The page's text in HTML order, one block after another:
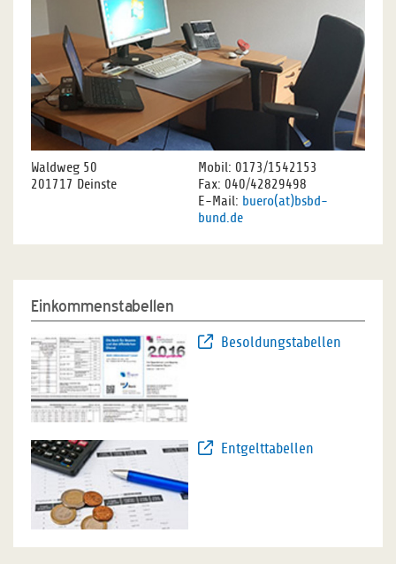
Waldweg 50
201717 Deinste
Mobil: 0173/1542153
Fax: 040/42829498
E-Mail: buero(at)bsbd-
bund.de
Einkommenstabellen
Besoldungstabellen
Entgelttabellen